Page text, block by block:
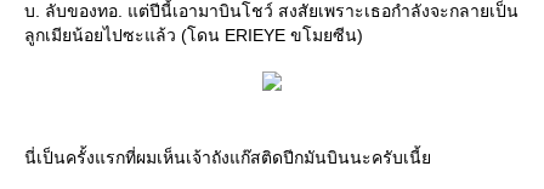
บ. ลับของทอ. แต่ปีนี้เอามาบินโชว์ สงสัยเพราะเธอกำลังจะกลายเป็น
ลูกเมียน้อยไปซะแล้ว (โดน ERIEYE ขโมยซีน)
นี่เป็นครั้งแรกที่ผมเห็นเจ้าถังแก๊สติดปีกมันบินนะครับเนี้